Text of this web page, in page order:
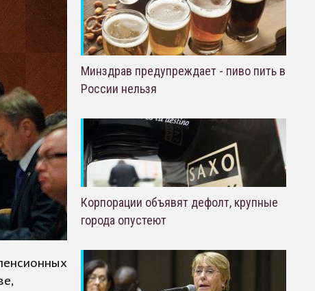
Минздрав предупреждает - пиво пить в
России нельзя
Корпорации объявят дефолт, крупные
города опустеют